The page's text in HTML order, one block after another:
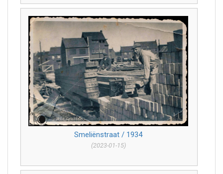
Smeliënstraat / 1934
(2023-01-15)